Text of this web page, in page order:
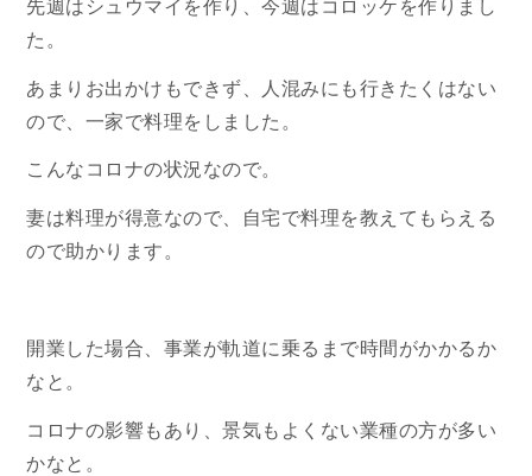
先週はシュウマイを作り、今週はコロッケを作りまし
た。
あまりお出かけもできず、人混みにも行きたくはない
ので、一家で料理をしました。
こんなコロナの状況なので。
妻は料理が得意なので、自宅で料理を教えてもらえる
ので助かります。
開業した場合、事業が軌道に乗るまで時間がかかるか
なと。
コロナの影響もあり、景気もよくない業種の方が多い
かなと。